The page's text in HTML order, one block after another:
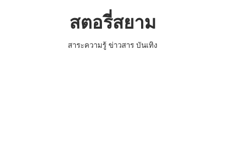
สตอรี่สยาม
สาระความรู้ ข่าวสาร บันเทิง